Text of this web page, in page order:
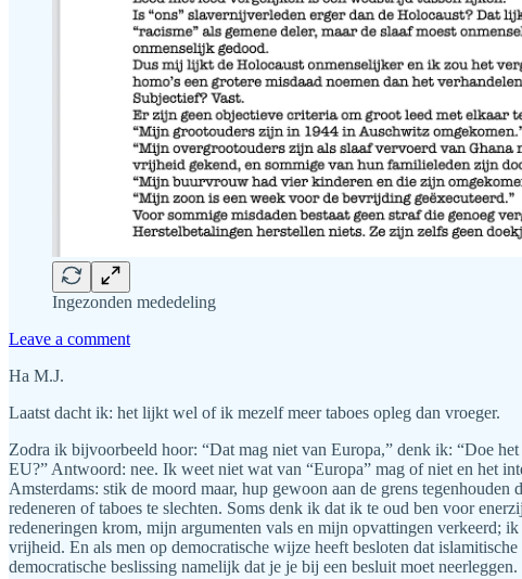
Ingezonden mededeling
Leave a comment
Ha M.J.
Laatst dacht ik: het lijkt wel of ik mezelf meer taboes opleg dan vroeger.
Zodra ik bijvoorbeeld hoor: “Dat mag niet van Europa,” denk ik: “Doe
EU?” Antwoord: nee. Ik weet niet wat van “Europa” mag of niet en het
Amsterdams: stik de moord maar, hup gewoon aan de grens tegenhouden
redeneren of taboes te slechten. Soms denk ik dat ik te oud ben voor
redeneringen krom, mijn argumenten vals en mijn opvattingen
vrijheid. En als men op democratische wijze heeft besloten dat
democratische beslissing namelijk dat je je bij een besluit moet